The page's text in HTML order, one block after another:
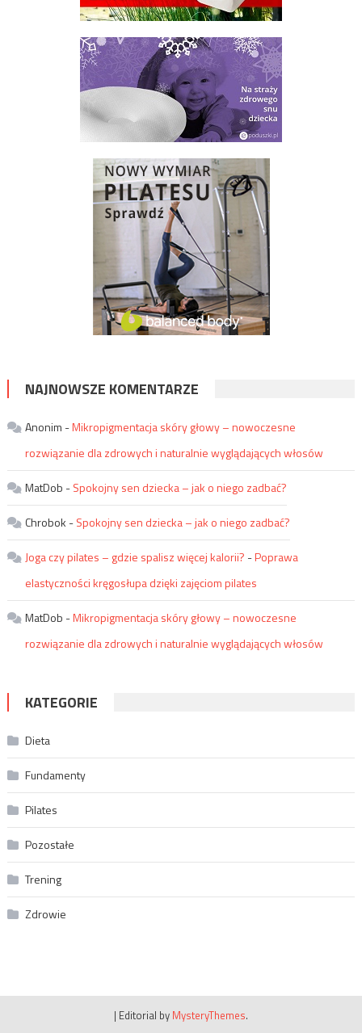
NAJNOWSZE KOMENTARZE
Anonim -Mikropigmentacja skóry głowy – nowoczesne
rozwiązanie dla zdrowych i naturalnie wyglądających włosów
MatDob -Spokojny sen dziecka – jak o niego zadbać?
Chrobok -Spokojny sen dziecka – jak o niego zadbać?
Joga czy pilates – gdzie spalisz więcej kalorii? -Poprawa
elastyczności kręgosłupa dzięki zajęciom pilates
MatDob -Mikropigmentacja skóry głowy – nowoczesne
rozwiązanie dla zdrowych i naturalnie wyglądających włosów
KATEGORIE
Dieta
Fundamenty
Pilates
Pozostałe
Trening
Zdrowie
| Editorial by MysteryThemes.